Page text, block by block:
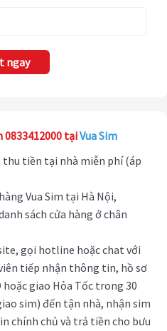
ngay
0833412000 tạiVua Sim
thu tiền tại nhà miễn phí (áp
Vua Sim tại Hà Nội,
sách cửa hàng ở chân
gọi hotline hoặc chat với
tiếp nhận thông tin, hồ sơ
hoặc giao Hỏa Tốc trong 30
sim) đến tận nhà, nhận sim
chính chủ và trả tiền cho bưu